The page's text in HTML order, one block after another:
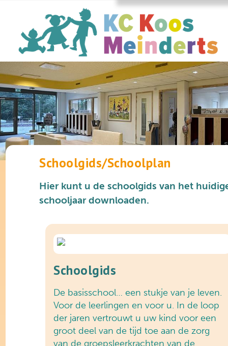
Schoolgids/Schoolplan
Hier kunt u de schoolgids van het
schooljaar downloaden.
Schoolgids
De basisschool… een stukje van je leven.
Voor de leerlingen en voor u. In de loop
der jaren vertrouwt u uw kind voor een
groot deel van de tijd toe aan de zorg
van de groepsleerkrachten van de